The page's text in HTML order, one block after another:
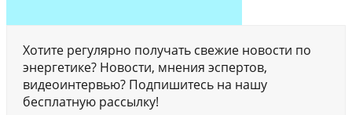
Хотите регулярно получать свежие новости по
энергетике? Новости, мнения эспертов,
видеоинтервью? Подпишитесь на нашу
бесплатную рассылку!